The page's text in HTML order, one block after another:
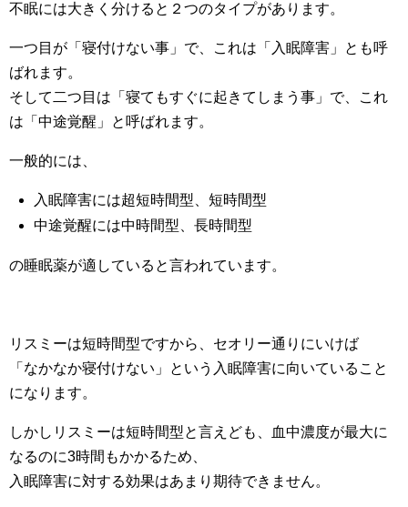
不眠には大きく分けると２つのタイプがあります。
一つ目が「寝付けない事」で、これは「入眠障害」とも呼
ばれます。
そして二つ目は「寝てもすぐに起きてしまう事」で、これ
は「中途覚醒」と呼ばれます。
一般的には、
入眠障害には超短時間型、短時間型
中途覚醒には中時間型、長時間型
の睡眠薬が適していると言われています。
リスミーは短時間型ですから、セオリー通りにいけば
「なかなか寝付けない」という入眠障害に向いていること
になります。
しかしリスミーは短時間型と言えども、血中濃度が最大に
なるのに3時間もかかるため、
入眠障害に対する効果はあまり期待できません。